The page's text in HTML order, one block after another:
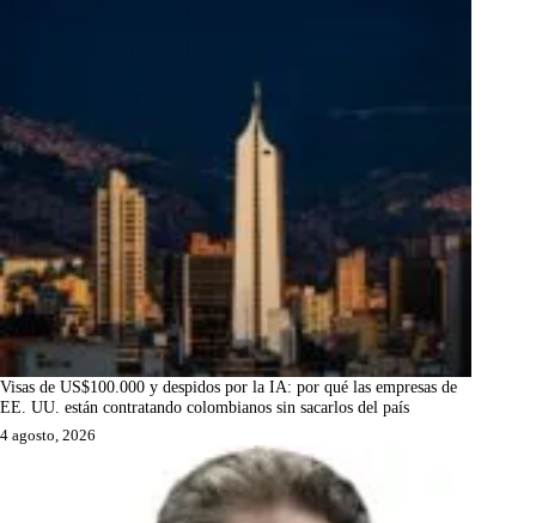
Visas de US$100.000 y despidos por la IA: por qué las empresas de
EE. UU. están contratando colombianos sin sacarlos del país
4 agosto, 2026